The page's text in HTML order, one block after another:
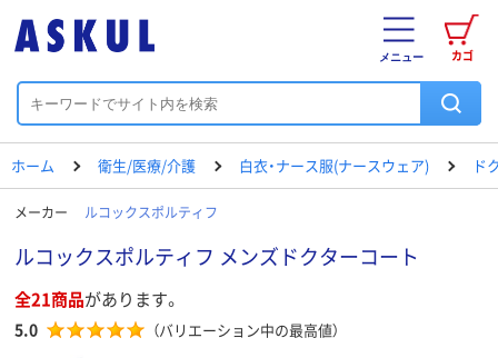
カゴ
メニュー
ホーム 衛生/医療/介護 白衣・ナース服(ナースウェア) ド
メーカー ルコックスポルティフ
ルコックスポルティフ メンズドクターコート
全21商品があります。
5.0 （バリエーション中の最高値）